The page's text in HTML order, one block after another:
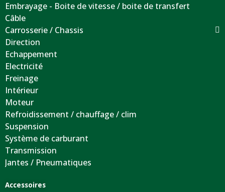
Embrayage - Boite de vitesse / boite de transfert
Câble
Carrosserie / Chassis
Direction
Echappement
Electricité
Freinage
Intérieur
Moteur
Refroidissement / chauffage / clim
Suspension
Système de carburant
Transmission
Jantes / Pneumatiques
Accessoires